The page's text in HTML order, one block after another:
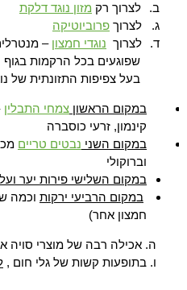
ב.
לצרוך רק מזון נוגד דלקת
ג.
לצרוך פרוביוטיקה
ד.
לצרוך נוגדי חמצון –
שפוגעים בכל הרקמות בגוף
בעל צפיפות התזונתית של
במקום הראשון צמחי התבלין
קינמון, זרעי כוסברה
במקום השני נבטים טריים
וברוקולי
במקום השלישי פירות יער
במקום הרביעי ירקות וכמה
חמצון אחר)
ה. אכילה רבה של מוצרי סויה
ו. בתופעות קשות של גלי חום ,